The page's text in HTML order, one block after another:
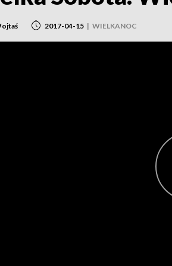
2017-04-15 | WIELKANOC